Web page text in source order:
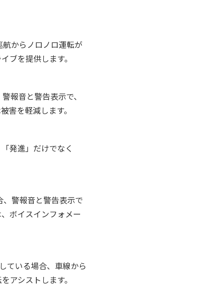
からノロノロ運転が
ブを提供します。
報音と警告表示で、
害を軽減します。
発進」だけでなく
警報音と警告表示で
ボイスインフォメー
ている場合、車線から
アシストします。